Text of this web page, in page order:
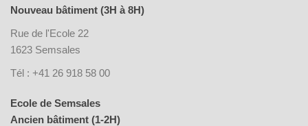
Nouveau bâtiment (3H à 8H)
Rue de l'Ecole 22
1623 Semsales
Tél : +41 26 918 58 00
Ecole de Semsales
Ancien bâtiment (1-2H)